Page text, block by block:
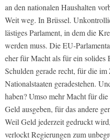
an den nationalen Haushalten
Weit weg. In Brüssel.
lästiges Parlament, in dem die
werden muss. Die EU-
eher für Macht als für ein solides
Schulden gerade recht, für die
Nationalstaaten geradestehen.
haben? Umso mehr Macht für
Geld ausgeben, für das andere
Weil Geld jederzeit gedruckt
verlockt Regierungen zum